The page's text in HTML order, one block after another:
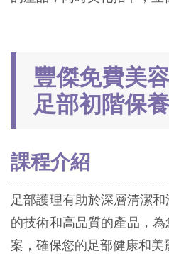
豐傑免費美
足部初階保養
課程介紹
足部護理有助於深層清潔
的技術和高品質的產品，
案，確保您的足部健康和美